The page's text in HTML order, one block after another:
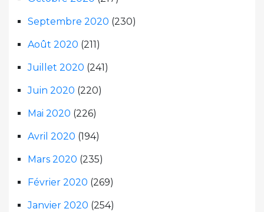
Septembre 2020 (230)
Août 2020 (211)
Juillet 2020 (241)
Juin 2020 (220)
Mai 2020 (226)
Avril 2020 (194)
Mars 2020 (235)
Février 2020 (269)
Janvier 2020 (254)